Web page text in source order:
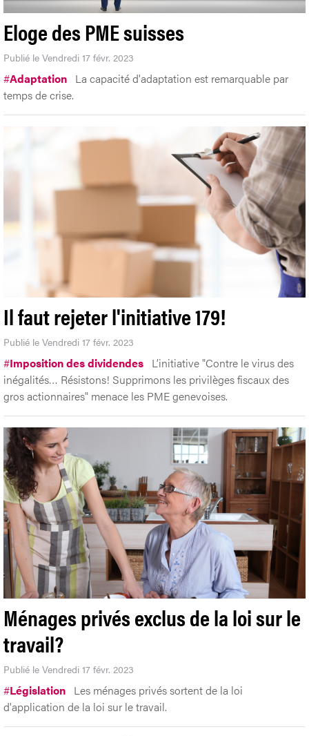
Eloge des PME suisses
Publié le Vendredi 17 févr. 2023
#Adaptation La capacité d'adaptation est remarquable par
temps de crise.
Il faut rejeter l'initiative 179!
Publié le Vendredi 17 févr. 2023
#Imposition des dividendes L’initiative "Contre le virus des
inégalités… Résistons! Supprimons les privilèges fiscaux des
gros actionnaires" menace les PME genevoises.
Ménages privés exclus de la loi sur le
travail?
Publié le Vendredi 17 févr. 2023
#Législation Les ménages privés sortent de la loi
d'application de la loi sur le travail.